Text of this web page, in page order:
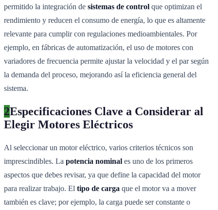
permitido la integración de sistemas de control que optimizan el
rendimiento y reducen el consumo de energía, lo que es altamente
relevante para cumplir con regulaciones medioambientales. Por
ejemplo, en fábricas de automatización, el uso de motores con
variadores de frecuencia permite ajustar la velocidad y el par según
la demanda del proceso, mejorando así la eficiencia general del
sistema.
2Especificaciones Clave a Considerar al
Elegir Motores Eléctricos
Al seleccionar un motor eléctrico, varios criterios técnicos son
imprescindibles. La potencia nominal es uno de los primeros
aspectos que debes revisar, ya que define la capacidad del motor
para realizar trabajo. El tipo de carga que el motor va a mover
también es clave; por ejemplo, la carga puede ser constante o